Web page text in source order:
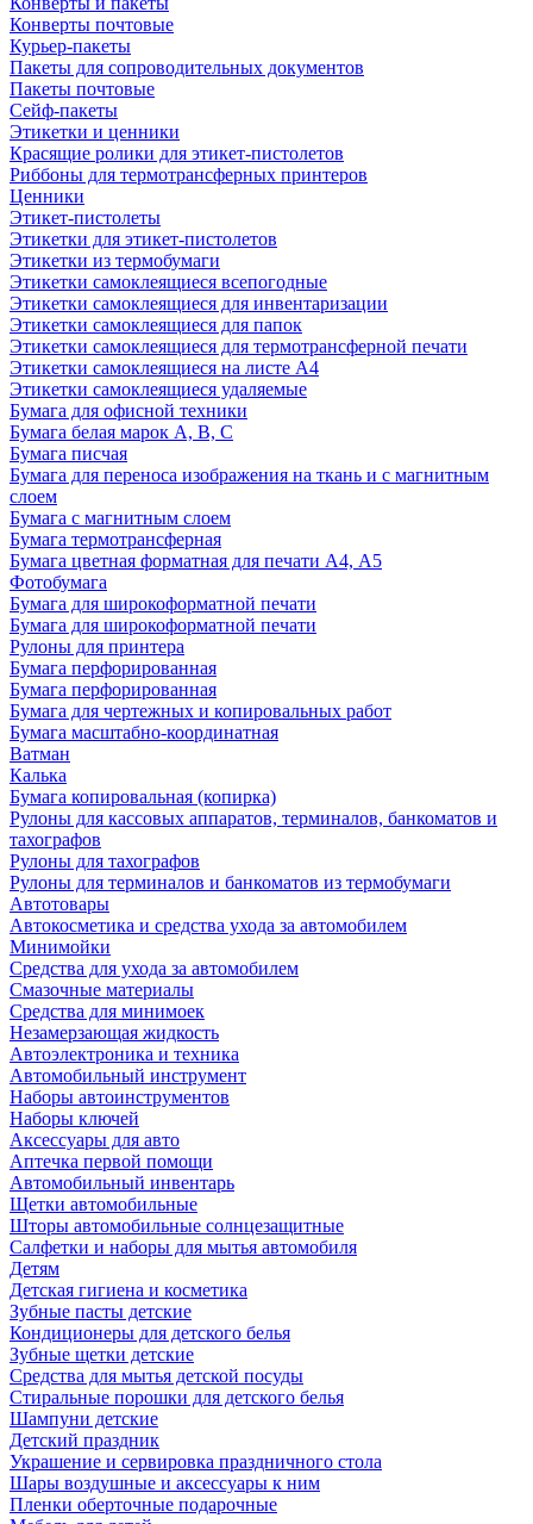
Конверты почтовые
Курьер-пакеты
Пакеты для сопроводительных документов
Пакеты почтовые
Сейф-пакеты
Этикетки и ценники
Красящие ролики для этикет-пистолетов
Риббоны для термотрансферных принтеров
Ценники
Этикет-пистолеты
Этикетки для этикет-пистолетов
Этикетки из термобумаги
Этикетки самоклеящиеся всепогодные
Этикетки самоклеящиеся для инвентаризации
Этикетки самоклеящиеся для папок
Этикетки самоклеящиеся для термотрансферной печати
Этикетки самоклеящиеся на листе А4
Этикетки самоклеящиеся удаляемые
Бумага для офисной техники
Бумага белая марок А, В, С
Бумага писчая
Бумага для переноса изображения на ткань и с магнитным
слоем
Бумага с магнитным слоем
Бумага термотрансферная
Бумага цветная форматная для печати А4, А5
Фотобумага
Бумага для широкоформатной печати
Бумага для широкоформатной печати
Рулоны для принтера
Бумага перфорированная
Бумага перфорированная
Бумага для чертежных и копировальных работ
Бумага масштабно-координатная
Ватман
Калька
Бумага копировальная (копирка)
Рулоны для кассовых аппаратов, терминалов, банкоматов и
тахографов
Рулоны для тахографов
Рулоны для терминалов и банкоматов из термобумаги
Автотовары
Автокосметика и средства ухода за автомобилем
Минимойки
Средства для ухода за автомобилем
Смазочные материалы
Средства для минимоек
Незамерзающая жидкость
Автоэлектроника и техника
Автомобильный инструмент
Наборы автоинструментов
Наборы ключей
Аксессуары для авто
Аптечка первой помощи
Автомобильный инвентарь
Щетки автомобильные
Шторы автомобильные солнцезащитные
Салфетки и наборы для мытья автомобиля
Детям
Детская гигиена и косметика
Зубные пасты детские
Кондиционеры для детского белья
Зубные щетки детские
Средства для мытья детской посуды
Стиральные порошки для детского белья
Шампуни детские
Детский праздник
Украшение и сервировка праздничного стола
Шары воздушные и аксессуары к ним
Пленки оберточные подарочные